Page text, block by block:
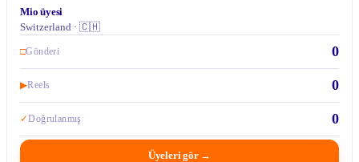
Mio üyesi
Switzerland · 🇨🇭
□Gönderi 0
▶Reels 0
✓Doğrulanmış 0
Üyeleri gör →